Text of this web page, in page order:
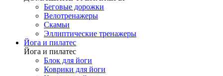
Беговые дорожки
Велотренажеры
Скамьи
Эллиптические тренажеры
Йога и пилатес
Йога и пилатес
Блок для йоги
Коврики для йоги